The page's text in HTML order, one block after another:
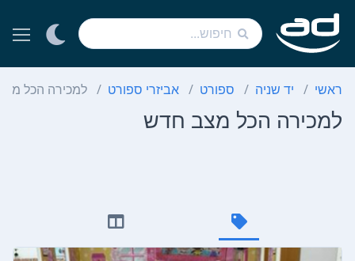
ראשי יד שניה ספורט אביזרי ספורט למכירה הכל
למכירה הכל מצב חדש